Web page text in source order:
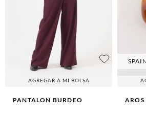
AGREGAR A MI BOLSA
PANTALON BURDEO
SPAIN
AROS